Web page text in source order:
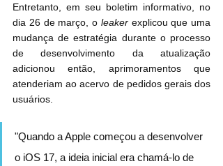
Entretanto, em seu boletim informativo, no
dia 26 de março, o leaker explicou que uma
mudança de estratégia durante o processo
de desenvolvimento da atualização
adicionou então, aprimoramentos que
atenderiam ao acervo de pedidos gerais dos
usuários.
"Quando a Apple começou a desenvolver
o iOS 17, a ideia inicial era chamá-lo de